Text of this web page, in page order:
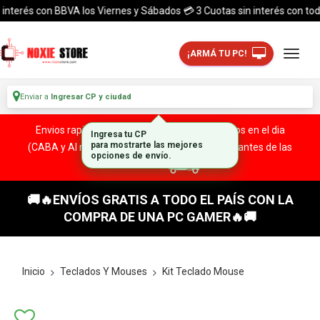
con BBVA los Viernes y Sábados 💳 3 Cuotas sin interés con
¡ARMÁ TU PC!
Enviar a Ingresar CP y ciudad
Envios rapidos y seguros a todo el pais. ¡ Envios en el dia
(CABA y Al rededores) Acreditando tu compra antes de las
🚚🔥ENVÍOS GRATIS A TODO EL PAÍS CON LA
COMPRA DE UNA PC GAMER🔥🚚
Inicio Teclados Y Mouses Kit Teclado Mouse